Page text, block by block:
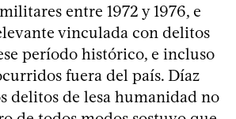
entre 1972 y 1976, e
vinculada con delitos
período histórico, e incluso
fuera del país. Díaz
delitos de lesa humanidad no